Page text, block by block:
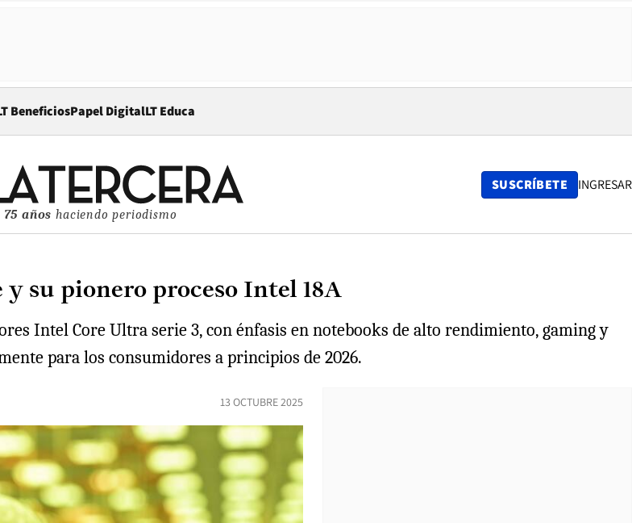
BeneficiosPapel DigitalOpens in new window
LT Educa
75 años haciendo periodismo
SUSCRÍBETE INGRESAR
su pionero proceso Intel 18A
Intel Core Ultra serie 3, con énfasis en notebooks de alto rendimiento, gaming y
para los consumidores a principios de 2026.
13 OCTUBRE 2025